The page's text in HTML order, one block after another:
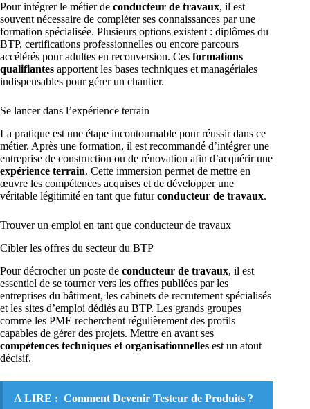
Pour intégrer le métier de conducteur de travaux, il est
souvent nécessaire de compléter ses connaissances par une
formation spécialisée. Plusieurs options existent : diplômes du
BTP, certifications professionnelles ou encore parcours
accélérés pour adultes en reconversion. Ces formations
qualifiantes apportent les bases techniques et managériales
indispensables pour gérer un chantier.
Se lancer dans l’expérience terrain
La pratique est une étape incontournable pour réussir dans ce
métier. Après une formation, il est recommandé d’intégrer une
entreprise de construction ou de rénovation afin d’acquérir une
expérience terrain. Cette immersion permet de mettre en
œuvre les compétences acquises et de développer une
véritable légitimité en tant que futurconducteur de travaux.
Trouver un emploi en tant que conducteur de travaux
Cibler les offres du secteur du BTP
Pour décrocher un poste de conducteur de travaux, il est
essentiel de se tourner vers les offres publiées par les
entreprises du bâtiment, les cabinets de recrutement spécialisés
et les sites d’emploi dédiés au BTP. Les grands groupes
comme les PME recherchent régulièrement des profils
capables de gérer des projets. Mettre en avant ses
compétences techniques et organisationnelles est un atout
décisif.
A LIRE : Comment Devenir Testeur de Produits ?